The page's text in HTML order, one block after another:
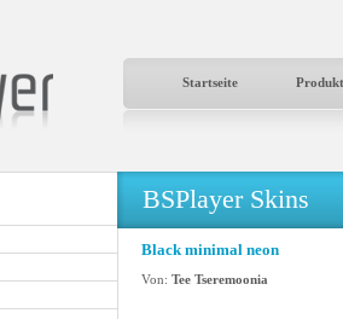
Startseite
BSPlayer Skins
Black minimal neon
Von: Tee Tseremoonia